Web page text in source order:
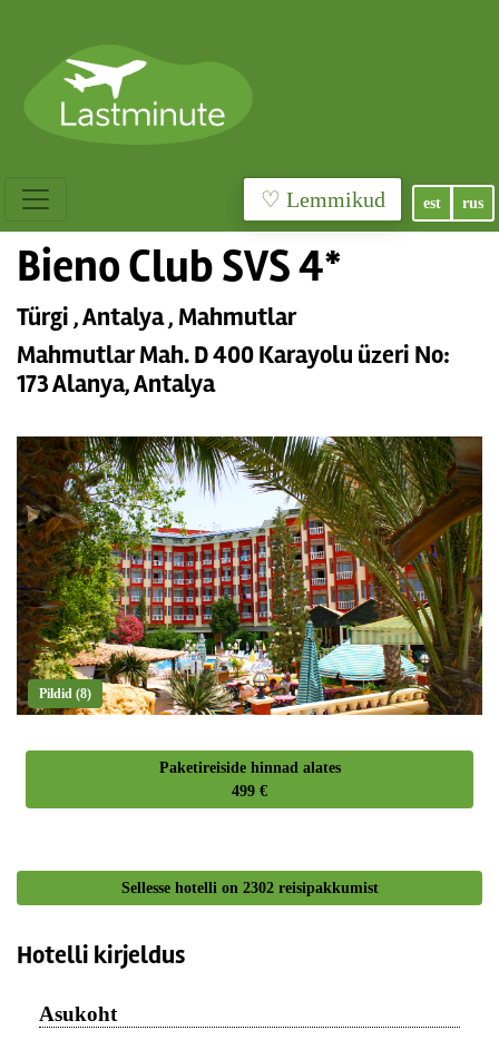
♡ Lemmikud est rus
Bieno Club SVS 4*
Türgi , Antalya , Mahmutlar
Mahmutlar Mah. D 400 Karayolu üzeri No:
173 Alanya, Antalya
Pildid (8)
Paketireiside hinnad alates
499 €
Sellesse hotelli on 2302reisipakkumist
Hotelli kirjeldus
Asukoht